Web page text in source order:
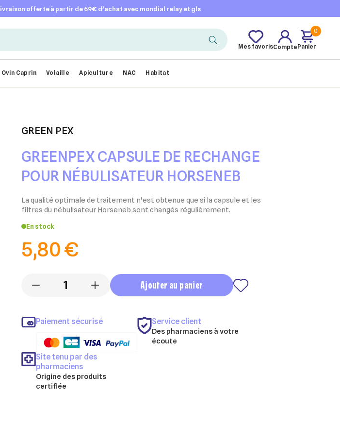
livraison offerte à partir de 69€ d’achat avec mondial relay et gls
Mes favorisCompte
0
Panier
Ovin Caprin Volaille Apiculture NAC Habitat
GREEN PEX
GREENPEX CAPSULE DE RECHANGE
POUR NÉBULISATEUR HORSENEB
La qualité optimale de traitement n'est obtenue que si la capsule et les
filtres du nébulisateur Horseneb sont changés régulièrement.
En stock
5,80 €
- + Ajouter au panier
Paiement sécurisé Service client
Des pharmaciens à votre
écoute
Site tenu par des
pharmaciens
Origine des produits
certifiée